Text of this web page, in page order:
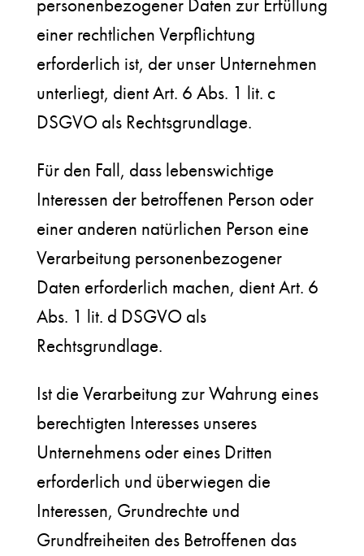
personenbezogener Daten zur Erfüllung
einer rechtlichen Verpflichtung
erforderlich ist, der unser Unternehmen
unterliegt, dient Art. 6 Abs. 1 lit. c
DSGVO als Rechtsgrundlage.
Für den Fall, dass lebenswichtige
Interessen der betroffenen Person oder
einer anderen natürlichen Person eine
Verarbeitung personenbezogener
Daten erforderlich machen, dient Art. 6
Abs. 1 lit. d DSGVO als
Rechtsgrundlage.
Ist die Verarbeitung zur Wahrung eines
berechtigten Interesses unseres
Unternehmens oder eines Dritten
erforderlich und überwiegen die
Interessen, Grundrechte und
Grundfreiheiten des Betroffenen das